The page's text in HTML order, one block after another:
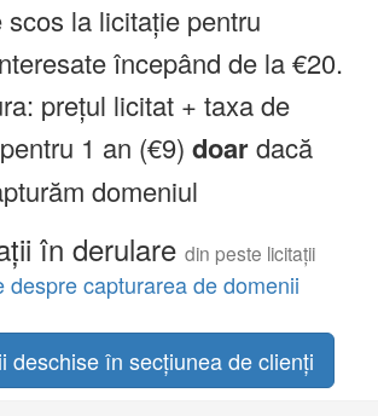
la licitație pentru
începând de la €20.
prețul licitat + taxa de
1 an (€9) doardacă
domeniul
în derulare din peste licitații
despre capturarea de domenii
deschise în secțiunea de clienți